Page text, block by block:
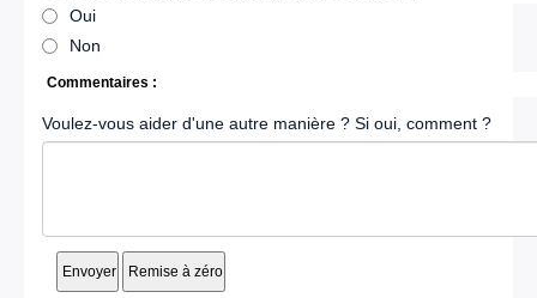
Oui
Non
Commentaires :
Voulez-vous aider d'une autre manière ? Si oui, comment ?